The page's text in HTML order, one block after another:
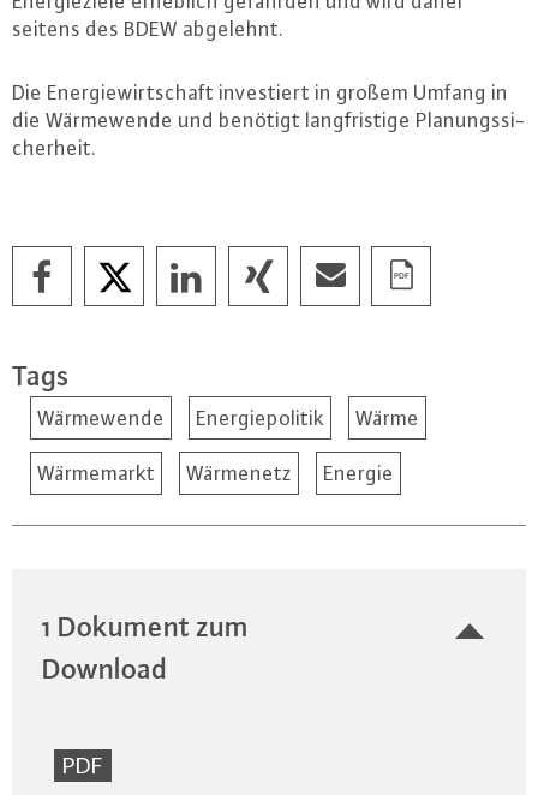
seitens des BDEW abgelehnt.
Die En­er­gie­wirt­schaft in­ves­tiert in großem Umfang in
die Wär­me­wen­de und benötigt lang­fris­ti­ge Pla­nungs­si­
cher­heit.
Tags
Wärmewende Energiepolitik Wärme
Wärmemarkt Wärmenetz Energie
1 Dokument zum
Download
PDF